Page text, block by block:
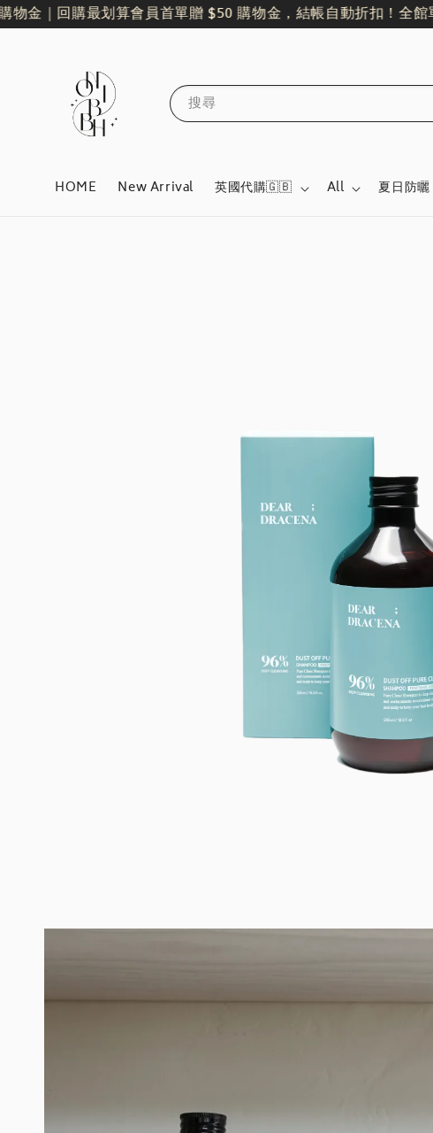
｜回購最划算會員首單贈 $50 購物金，結帳自動折扣！全館單筆
搜尋
HOME New Arrival 英國代購🇬🇧 All 夏日防曬